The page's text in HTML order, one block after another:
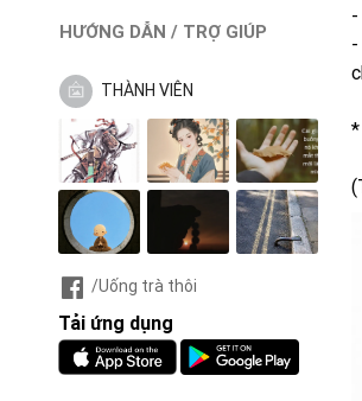
HƯỚNG DẪN / TRỢ GIÚP
THÀNH VIÊN
/Uống trà thôi
Tải ứng dụng